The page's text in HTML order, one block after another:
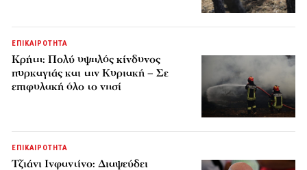
ΕΠΙΚΑΙΡΟΤΗΤΑ
Κρήτη: Πολύ υψηλός κίνδυνος
πυρκαγιάς και την Κυριακή – Σε
επιφυλακή όλο το νησί
ΕΠΙΚΑΙΡΟΤΗΤΑ
Τζιάνι Ινφαντίνο: Διαψεύδει